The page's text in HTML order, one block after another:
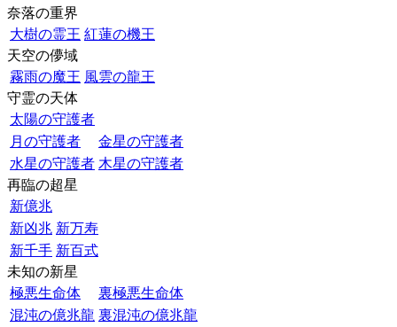
奈落の重界
大樹の霊王 紅蓮の機王
天空の儚域
霧雨の魔王 風雲の龍王
守霊の天体
太陽の守護者
月の守護者
金星の守護者
水星の守護者 木星の守護者
再臨の超星
新億兆
新凶兆 新万寿
新千手 新百式
未知の新星
極悪生命体
裏極悪生命体
混沌の億兆龍 裏混沌の億兆龍